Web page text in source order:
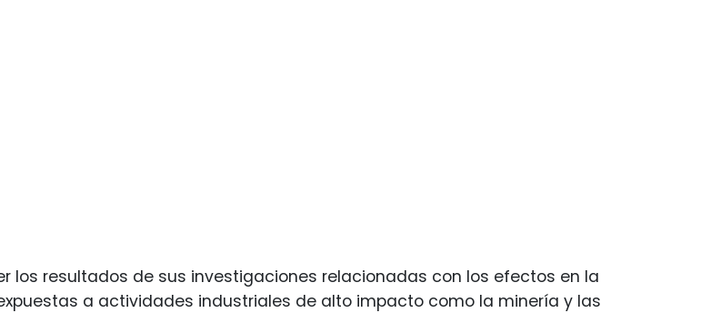
los resultados de sus investigaciones relacionadas con los efectos en la
a actividades industriales de alto impacto como la minería y las